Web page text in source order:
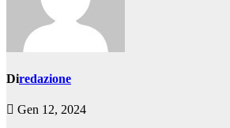
Diredazione
Gen 12, 2024